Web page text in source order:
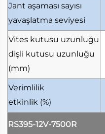
Jant aşaması sayısı
yavaşlatma seviyesi
Vites kutusu uzunluğu
dişli kutusu uzunluğu
(mm)
Verimlilik
etkinlik (%)
RS395-12V-7500R